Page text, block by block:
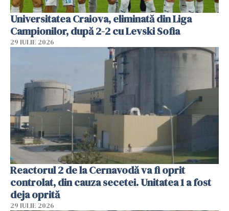
Universitatea Craiova, eliminată din Liga
Campionilor, după 2-2 cu Levski Sofia
29 IULIE 2026
Reactorul 2 de la Cernavodă va fi oprit
controlat, din cauza secetei. Unitatea 1 a fost
deja oprită
29 IULIE 2026